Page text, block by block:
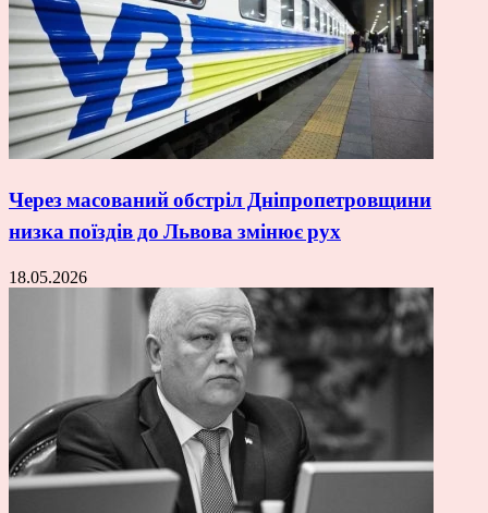
Через масований обстріл Дніпропетровщини
низка поїздів до Львова змінює рух
18.05.2026